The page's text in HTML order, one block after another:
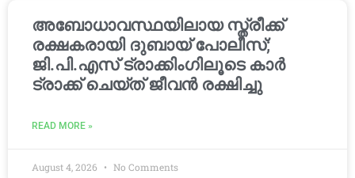
അബോധാവസ്ഥയിലായ സ്ത്രീക്ക്
രക്ഷകരായി ദുബായ് പോലീസ്;
ജി.പി.എസ് ട്രാക്കിംഗിലൂടെ കാർ
ട്രാക്ക് ചെയ്ത് ജീവൻ രക്ഷിച്ചു
READ MORE »
August 4, 2026 No Comments